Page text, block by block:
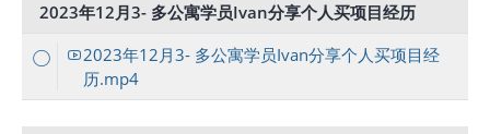
2023年12月3- 多公寓学员Ivan分享个人买项目经历
2023年12月3- 多公寓学员Ivan分享个人买项目经
历.mp4